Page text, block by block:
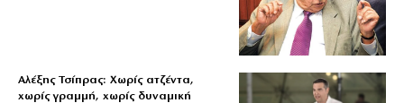
Αλέξης Τσίπρας: Χωρίς ατζέντα,
χωρίς γραμμή, χωρίς δυναμική